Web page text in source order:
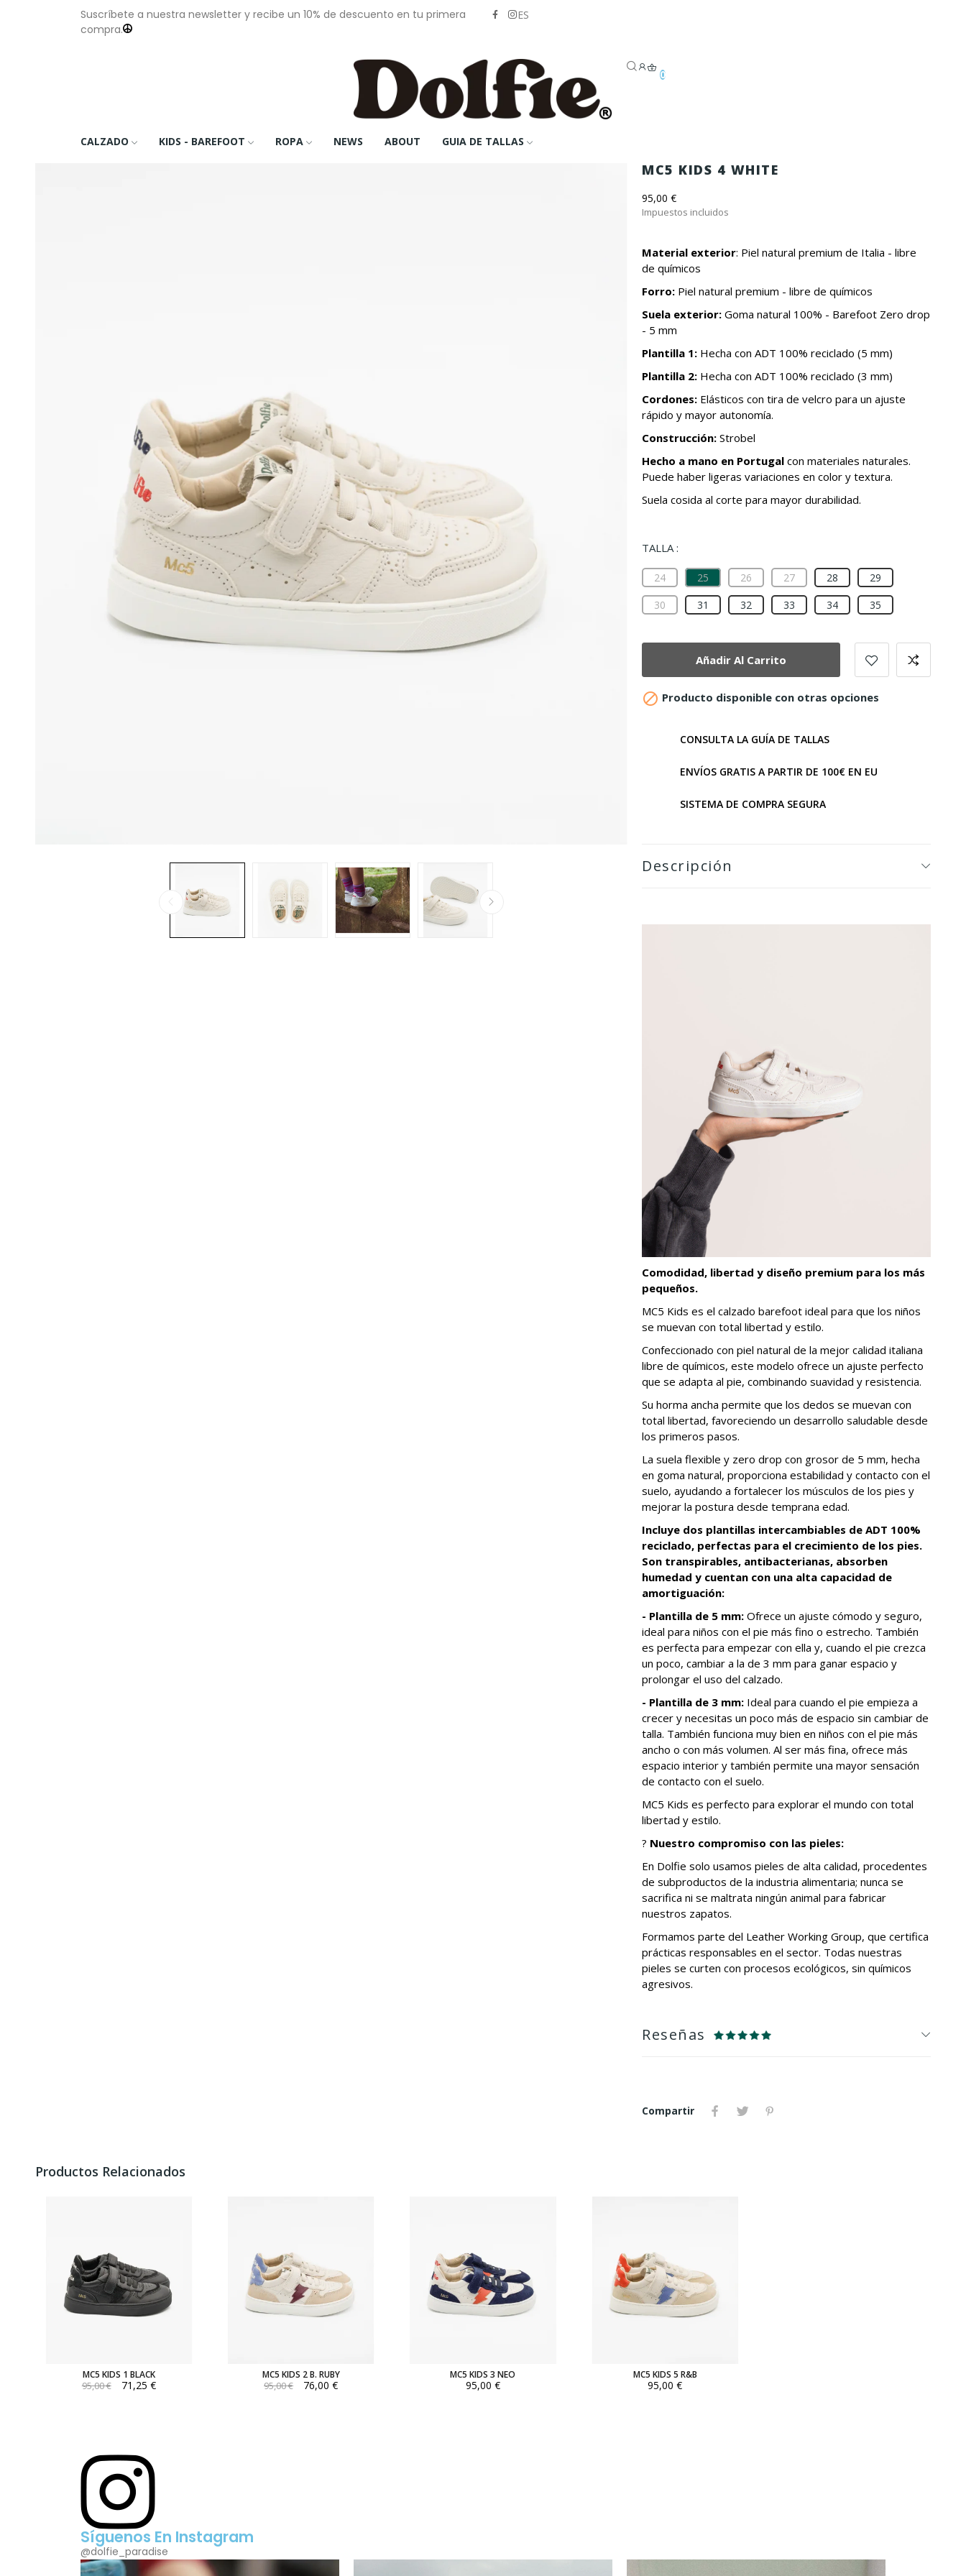
Suscríbete a nuestra newsletter y recibe un 10% de descuento en tu primera
compra.
ES
0
CALZADO KIDS - BAREFOOT ROPA NEWS ABOUT GUIA DE TALLAS
MC5 KIDS 4 WHITE
95,00 €
Impuestos incluidos
Material exterior: Piel natural premium de Italia - libre
de químicos
Forro: Piel natural premium - libre de químicos
Suela exterior: Goma natural 100% - Barefoot Zero drop
- 5 mm
Plantilla 1: Hecha con ADT 100% reciclado (5 mm)
Plantilla 2: Hecha con ADT 100% reciclado (3 mm)
Cordones: Elásticos con tira de velcro para un ajuste
rápido y mayor autonomía.
Construcción: Strobel
Hecho a mano en Portugal con materiales naturales.
Puede haber ligeras variaciones en color y textura.
Suela cosida al corte para mayor durabilidad.
TALLA :
24 25 26 27 28
29
30
31 32 33 34 35
Añadir Al Carrito
 Producto disponible con otras opciones
CONSULTA LA GUÍA DE TALLAS
ENVÍOS GRATIS A PARTIR DE 100€ EN EU
SISTEMA DE COMPRA SEGURA
Descripción
Comodidad, libertad y diseño premium para los más
pequeños.
MC5 Kids es el calzado barefoot ideal para que los niños
se muevan con total libertad y estilo.
Confeccionado con piel natural de la mejor calidad italiana
libre de químicos, este modelo ofrece un ajuste perfecto
que se adapta al pie, combinando suavidad y resistencia.
Su horma ancha permite que los dedos se muevan con
total libertad, favoreciendo un desarrollo saludable desde
los primeros pasos.
La suela flexible y zero drop con grosor de 5 mm, hecha
en goma natural, proporciona estabilidad y contacto con el
suelo, ayudando a fortalecer los músculos de los pies y
mejorar la postura desde temprana edad.
Incluye dos plantillas intercambiables de ADT 100%
reciclado, perfectas para el crecimiento de los pies.
Son transpirables, antibacterianas, absorben
humedad y cuentan con una alta capacidad de
amortiguación:
- Plantilla de 5 mm: Ofrece un ajuste cómodo y seguro,
ideal para niños con el pie más fino o estrecho. También
es perfecta para empezar con ella y, cuando el pie crezca
un poco, cambiar a la de 3 mm para ganar espacio y
prolongar el uso del calzado.
- Plantilla de 3 mm: Ideal para cuando el pie empieza a
crecer y necesitas un poco más de espacio sin cambiar de
talla. También funciona muy bien en niños con el pie más
ancho o con más volumen. Al ser más fina, ofrece más
espacio interior y también permite una mayor sensación
de contacto con el suelo.
MC5 Kids es perfecto para explorar el mundo con total
libertad y estilo.
? Nuestro compromiso con las pieles:
En Dolfie solo usamos pieles de alta calidad, procedentes
de subproductos de la industria alimentaria; nunca se
sacrifica ni se maltrata ningún animal para fabricar
nuestros zapatos.
Formamos parte del Leather Working Group, que certifica
prácticas responsables en el sector. Todas nuestras
pieles se curten con procesos ecológicos, sin químicos
agresivos.
Reseñas
Compartir
Productos Relacionados
MC5 KIDS 1 BLACK
95,00 € 71,25 €
MC5 KIDS 2 B. RUBY
95,00 € 76,00 €
MC5 KIDS 3 NEO
95,00 €
MC5 KIDS 5 R&B
95,00 €
Síguenos En Instagram
@dolfie_paradise